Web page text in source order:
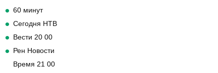
60 минут
Сегодня НТВ
Вести 20 00
Рен Новости
Время 21 00